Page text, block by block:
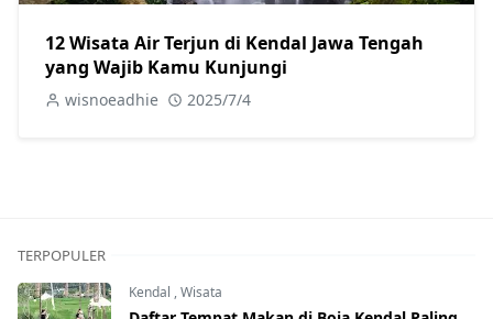
12 Wisata Air Terjun di Kendal Jawa Tengah
yang Wajib Kamu Kunjungi
wisnoeadhie 2025/7/4
TERPOPULER
Kendal ,Wisata